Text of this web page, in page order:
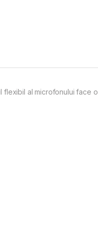
flexibil al microfonului face o